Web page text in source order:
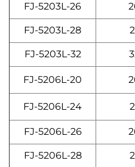
FJ-5203L-26
FJ-5203L-28
FJ-5203L-32
FJ-5206L-20
FJ-5206L-24
FJ-5206L-26
FJ-5206L-28